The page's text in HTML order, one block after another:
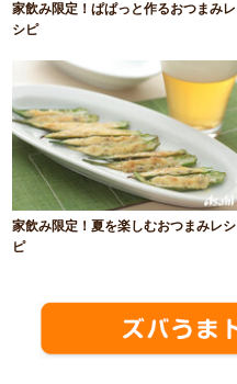
家飲み限定！ぱぱっと作るおつまみレ
シピ
家飲み限定！夏を楽しむおつまみレシ
ピ